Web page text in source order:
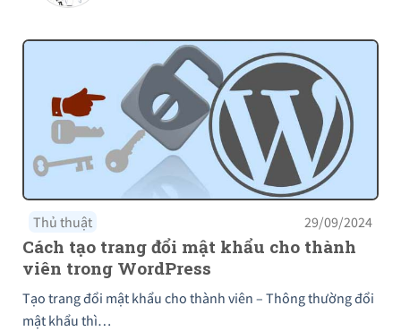
Thủ thuật 29/09/2024
Cách tạo trang đổi mật khẩu cho thành
viên trong WordPress
Tạo trang đổi mật khẩu cho thành viên – Thông thường đổi
mật khẩu thì…